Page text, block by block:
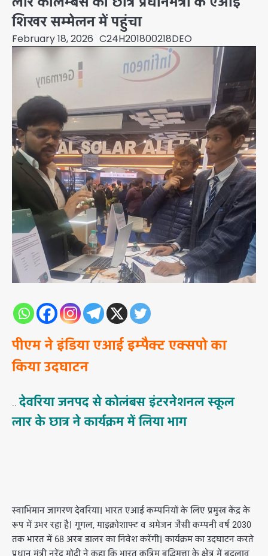
शिखर सम्मेलन में पहुंचा
February 18, 2026 C24H201800218DEO
पीएम ने इंडिया एआई इम्पैक्ट एक्सपो का
किया उदघाटन
..देवरिया जनपद से कोलंबस इंटरनेशनल स्कूल
लार के छात्र ने कार्यक्रम में लिया भाग
स्वाभिमान जागरण देवरिया। भारत एआई कम्पनियों के लिए प्रमुख केंद्र के
रूप में उभर रहा है। गूगल, माइक्रोशाफ्ट व अमेजन जैसी कम्पनी वर्ष 2030
तक भारत में 68 अरब डालर का निवेश करेंगी। कार्यक्रम का उदघाटन करते